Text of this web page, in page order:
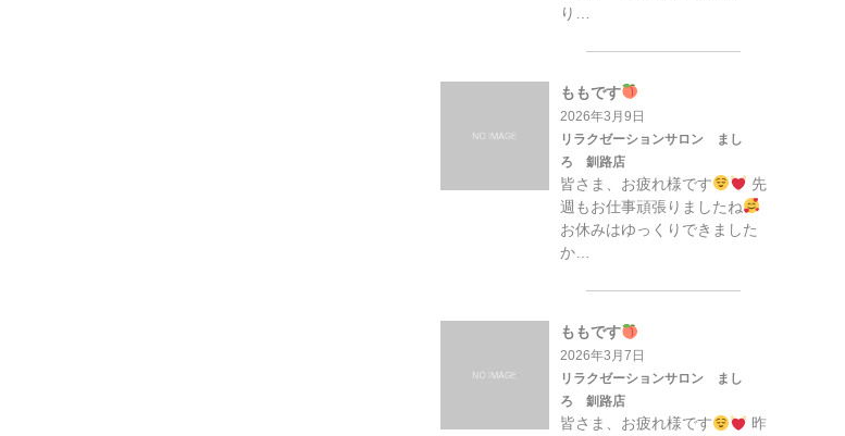
り…
ももです
2026年3月9日
リラクゼーションサロン まし
ろ 釧路店
皆さま、お疲れ様です
先
週もお仕事頑張りましたね
お休みはゆっくりできました
か…
ももです
2026年3月7日
リラクゼーションサロン まし
ろ 釧路店
皆さま、お疲れ様です
昨